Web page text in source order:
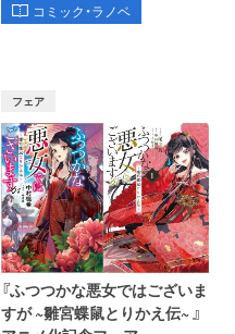
コミック・ラノベ
フェア
『ふつつかな悪女ではございま
すが ~雛宮蝶鼠とりかえ伝~ 』